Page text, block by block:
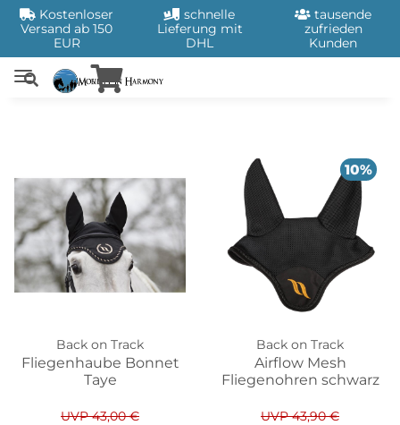
Kostenloser
Versand ab 150
EUR
schnelle
Lieferung mit
DHL
tausende
zufrieden
Kunden
Back on Track
Fliegenhaube Bonnet
Taye
UVP 43,00 €
10%
Back on Track
Airflow Mesh
Fliegenohren schwarz
UVP 43,90 €